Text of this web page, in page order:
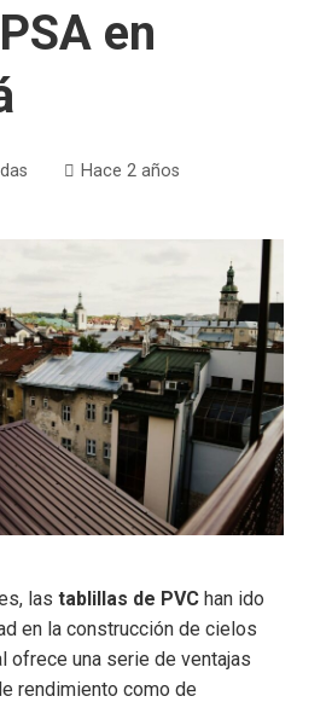
en
Hace 2 años
las tablillas de PVC han ido
en la construcción de cielos
ofrece una serie de ventajas
rendimiento como de